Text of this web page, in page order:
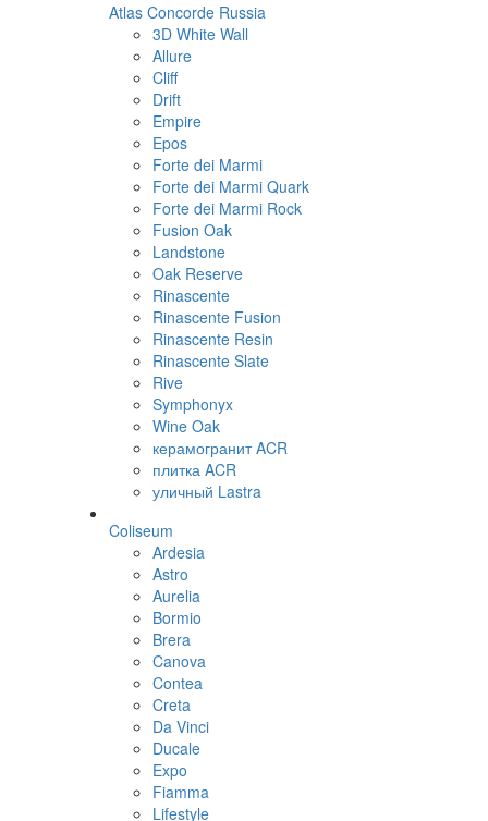
Atlas Concorde Russia
3D White Wall
Allure
Cliff
Drift
Empire
Epos
Forte dei Marmi
Forte dei Marmi Quark
Forte dei Marmi Rock
Fusion Oak
Landstone
Oak Reserve
Rinascente
Rinascente Fusion
Rinascente Resin
Rinascente Slate
Rive
Symphonyx
Wine Oak
керамогранит ACR
плитка ACR
уличный Lastra
Coliseum
Ardesia
Astro
Aurelia
Bormio
Brera
Canova
Contea
Creta
Da Vinci
Ducale
Expo
Fiamma
Lifestyle